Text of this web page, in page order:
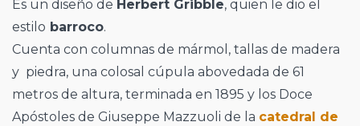
Es un diseño de Herbert Gribble, quien le dio el
estilo barroco.
Cuenta con columnas de mármol, tallas de madera
y piedra, una colosal cúpula abovedada de 61
metros de altura, terminada en 1895 y los Doce
Apóstoles de Giuseppe Mazzuoli de la catedral de